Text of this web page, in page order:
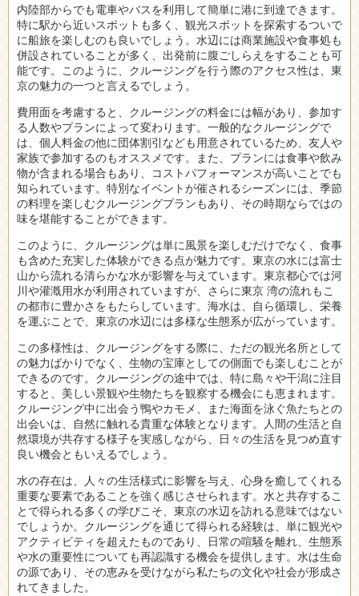
内陸部からでも電車やバスを利用して簡単に港に到達できます。
特に駅から近いスポットも多く、観光スポットを探索するついで
に船旅を楽しむのも良いでしょう。水辺には商業施設や食事処も
併設されていることが多く、出発前に腹ごしらえをすることも可
能です。このように、クルージングを行う際のアクセス性は、東
京の魅力の一つと言えるでしょう。
費用面を考慮すると、クルージングの料金には幅があり、参加す
る人数やプランによって変わります。一般的なクルージングで
は、個人料金の他に団体割引なども用意されているため、友人や
家族で参加するのもオススメです。また、プランには食事や飲み
物が含まれる場合もあり、コストパフォーマンスが高いことでも
知られています。特別なイベントが催されるシーズンには、季節
の料理を楽しむクルージングプランもあり、その時期ならではの
味を堪能することができます。
このように、クルージングは単に風景を楽しむだけでなく、食事
も含めた充実した体験ができる点が魅力です。東京の水には富士
山から流れる清らかな水が影響を与えています。東京都心では河
川や灌漑用水が利用されていますが、さらに東京 湾の流れもこ
の都市に豊かさをもたらしています。海水は、自ら循環し、栄養
を運ぶことで、東京の水辺には多様な生態系が広がっています。
この多様性は、クルージングをする際に、ただの観光名所として
の魅力ばかりでなく、生物の宝庫としての側面でも楽しむことが
できるのです。クルージングの途中では、特に島々や干潟に注目
すると、美しい景観や生物たちを観察する機会にも恵まれます。
クルージング中に出会う鴨やカモメ、また海面を泳ぐ魚たちとの
出会いは、自然に触れる貴重な体験となります。人間の生活と自
然環境が共存する様子を実感しながら、日々の生活を見つめ直す
良い機会ともいえるでしょう。
水の存在は、人々の生活様式に影響を与え、心身を癒してくれる
重要な要素であることを強く感じさせられます。水と共存するこ
とで得られる多くの学びこそ、東京の水辺を訪れる意味ではない
でしょうか。クルージングを通じて得られる経験は、単に観光や
アクティビティを超えたものであり、日常の喧騒を離れ、生態系
や水の重要性についても再認識する機会を提供します。水は生命
の源であり、その恵みを受けながら私たちの文化や社会が形成さ
れてきました。